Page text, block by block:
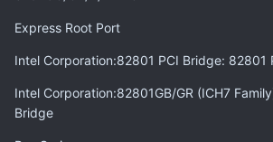
Express Root Port
Intel Corporation:82801 PCI Bridge: 82801
Intel Corporation:82801GB/GR (ICH7
Bridge